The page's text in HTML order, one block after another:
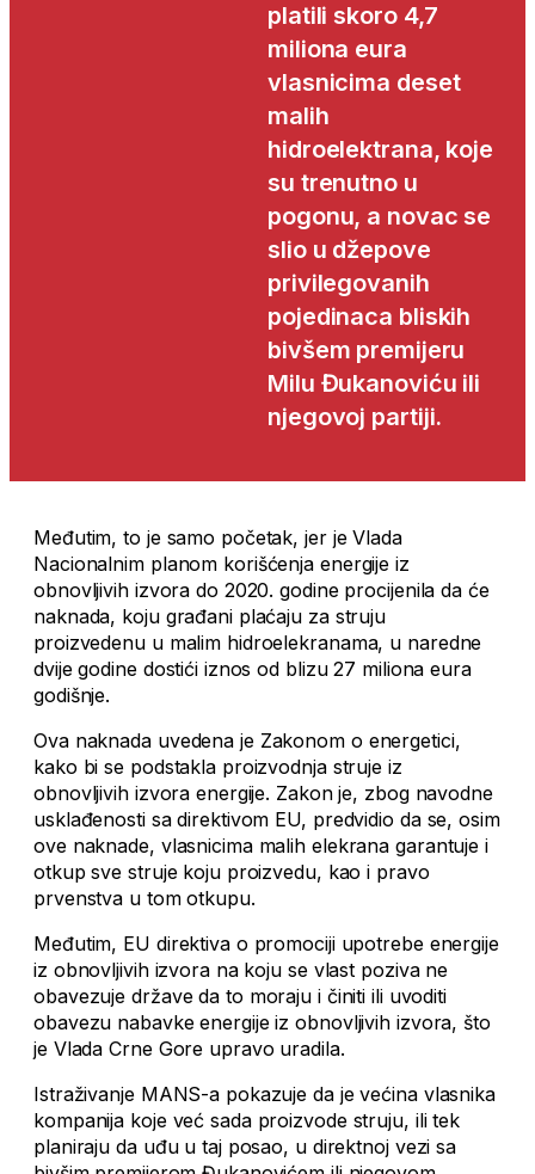
platili skoro 4,7
miliona eura
vlasnicima deset
malih
hidroelektrana, koje
su trenutno u
pogonu, a novac se
slio u džepove
privilegovanih
pojedinaca bliskih
bivšem premijeru
Milu Đukanoviću ili
njegovoj partiji.
Međutim, to je samo početak, jer je Vlada
Nacionalnim planom korišćenja energije iz
obnovljivih izvora do 2020. godine procijenila da će
naknada, koju građani plaćaju za struju
proizvedenu u malim hidroelekranama, u naredne
dvije godine dostići iznos od blizu 27 miliona eura
godišnje.
Ova naknada uvedena je Zakonom o energetici,
kako bi se podstakla proizvodnja struje iz
obnovljivih izvora energije. Zakon je, zbog navodne
usklađenosti sa direktivom EU, predvidio da se, osim
ove naknade, vlasnicima malih elekrana garantuje i
otkup sve struje koju proizvedu, kao i pravo
prvenstva u tom otkupu.
Međutim, EU direktiva o promociji upotrebe energije
iz obnovljivih izvora na koju se vlast poziva ne
obavezuje države da to moraju i činiti ili uvoditi
obavezu nabavke energije iz obnovljivih izvora, što
je Vlada Crne Gore upravo uradila.
Istraživanje MANS-a pokazuje da je većina vlasnika
kompanija koje već sada proizvode struju, ili tek
planiraju da uđu u taj posao, u direktnoj vezi sa